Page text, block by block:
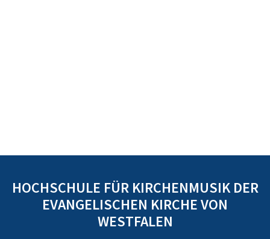
HOCHSCHULE FÜR KIRCHENMUSIK DER
EVANGELISCHEN KIRCHE VON
WESTFALEN